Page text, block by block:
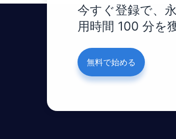
今すぐ登録で、
用時間 100 分を
無料で始める